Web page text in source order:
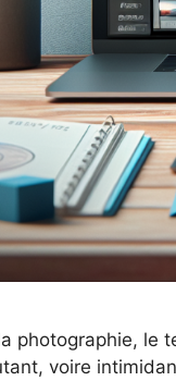
photographie, le
voire